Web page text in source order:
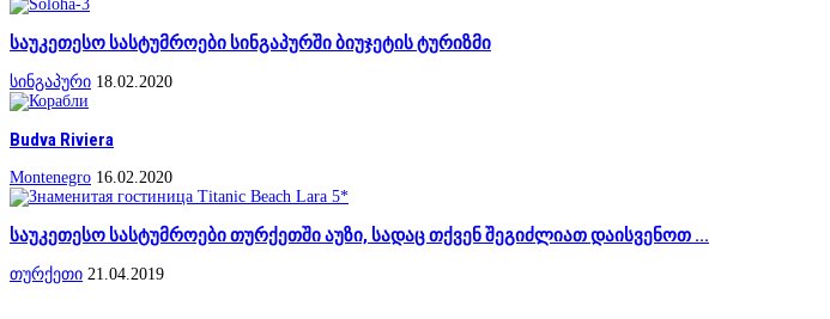
საუკეთესო სასტუმროები სინგაპურში ბიუჯეტის ტურიზმი
სინგაპური 18.02.2020
Budva Riviera
Montenegro 16.02.2020
საუკეთესო სასტუმროები თურქეთში აუზი, სადაც თქვენ შეგიძლიათ დაისვენოთ ...
თურქეთი 21.04.2019